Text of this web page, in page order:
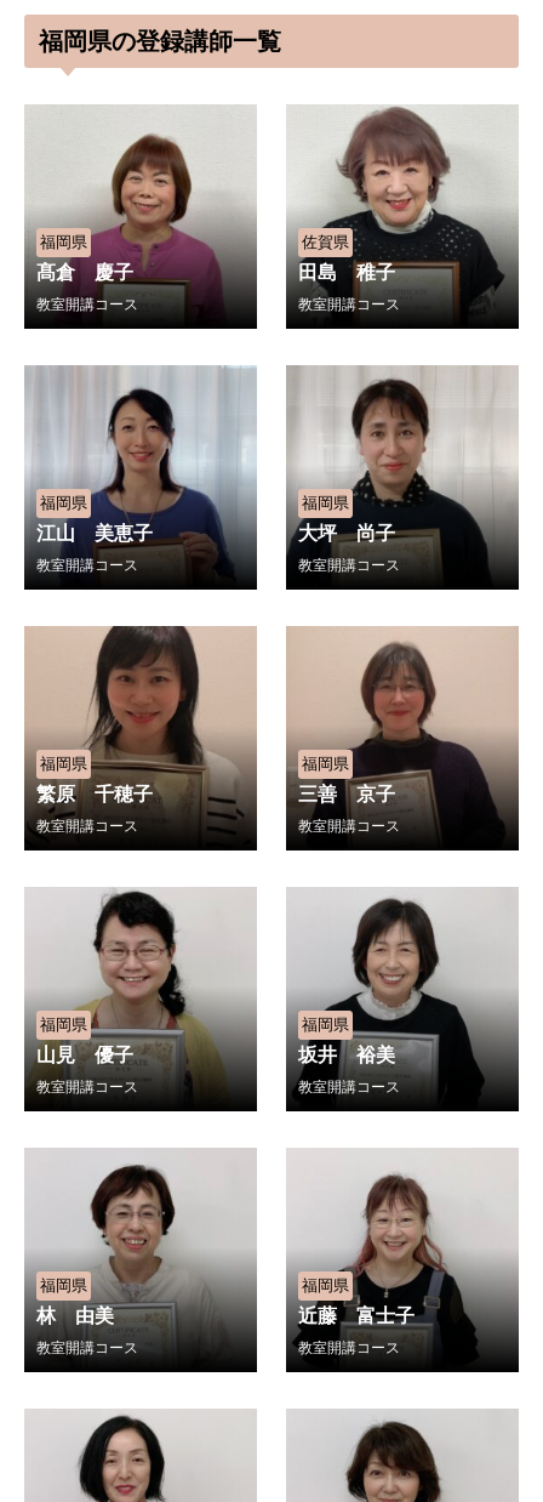
福岡県の登録講師一覧
福岡県
髙倉 慶子
教室開講コース
佐賀県
田島 稚子
教室開講コース
福岡県
江山 美恵子
教室開講コース
福岡県
大坪 尚子
教室開講コース
福岡県
繁原 千穂子
教室開講コース
福岡県
三善 京子
教室開講コース
福岡県
山見 優子
教室開講コース
福岡県
坂井 裕美
教室開講コース
福岡県
林 由美
教室開講コース
福岡県
近藤 富士子
教室開講コース